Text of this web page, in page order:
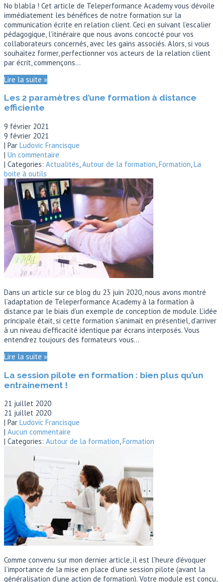
No blabla ! Cet article de Teleperformance Academy vous dévoile
immédiatement les bénéfices de notre formation sur la
communication écrite en relation client. Ceci en suivant l’escalier
pédagogique, l’itinéraire que nous avons concocté pour vos
collaborateurs concernés, avec les gains associés. Alors, si vous
souhaitez former, perfectionner vos acteurs de la relation client
par écrit, commençons…
Lire la suite »
Les 2 paramètres d’une formation à distance
efficiente
9 février 2021
9 février 2021
| Par Ludovic Francisque
| Un commentaire
| Categories: Actualités,Autour de la formation,Formation,La
boite à outils
Dans un article sur ce blog du 23 juin 2020, nous avons montré
l’adaptation de Teleperformance Academy à la formation à
distance par le biais d’un exemple de conception de module. L’idée
principale était, si cette formation s’animait en présentiel, d’arriver
à un niveau d’efficacité identique par écrans interposés. Vous
entendrez toujours des formateurs vous…
Lire la suite »
La session pilote en formation : bien plus qu’un
entrainement !
21 juillet 2020
21 juillet 2020
| Par Ludovic Francisque
| Aucun commentaire
| Categories: Autour de la formation,Formation
Comme convenu sur mon dernier article, il est l’heure d’évoquer
l’importance de la mise en place d’une session pilote (avant la
généralisation d’une action de formation). Votre module est conçu,